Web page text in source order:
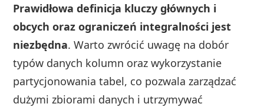
Prawidłowa definicja kluczy głównych i
obcych oraz ograniczeń integralności jest
niezbędna. Warto zwrócić uwagę na dobór
typów danych kolumn oraz wykorzystanie
partycjonowania tabel, co pozwala zarządzać
dużymi zbiorami danych i utrzymywać